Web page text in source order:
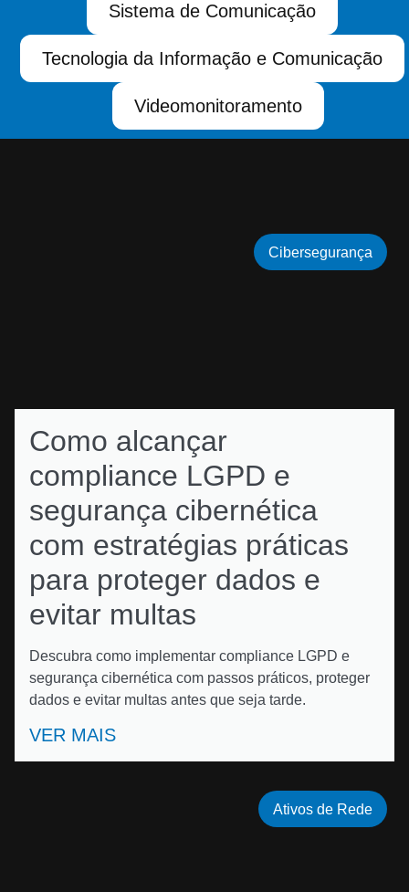
Sistema de Comunicação
Tecnologia da Informação e Comunicação
Videomonitoramento
Como alcançar
compliance LGPD e
segurança cibernética
com estratégias práticas
para proteger dados e
evitar multas
Descubra como implementar compliance LGPD e
segurança cibernética com passos práticos, proteger
dados e evitar multas antes que seja tarde.
VER MAIS
Cibersegurança
Ativos de Rede